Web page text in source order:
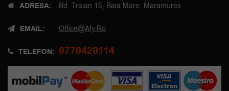
ADRESA: Bd. Traian 15, Baia Mare, Maramures
EMAIL: Office@afy.ro
TELEFON: 0770420114